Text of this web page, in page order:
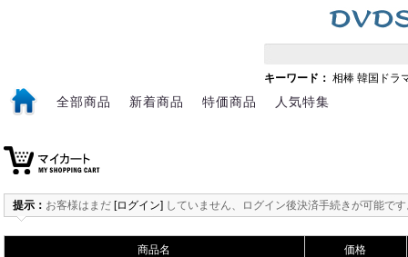
キーワード： 相棒 韓国ドラ
全部商品 新着商品 特価商品 人気特集
提示： お客様はまだ [ログイン] していません、ログイン後決済手続きが可能で
商品名 価格